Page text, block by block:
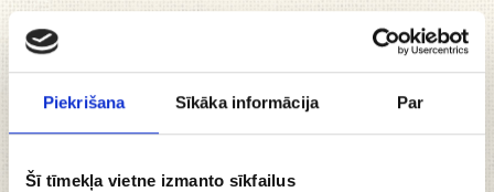
Piekrišana Sīkāka informācija Par
Šī tīmekļa vietne izmanto sīkfailus
Velmju